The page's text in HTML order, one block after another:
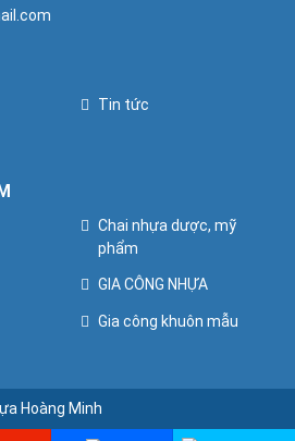
Tin tức
Chai nhựa dược, mỹ
phẩm
GIA CÔNG NHỰA
Gia công khuôn mẫu
Hoàng Minh